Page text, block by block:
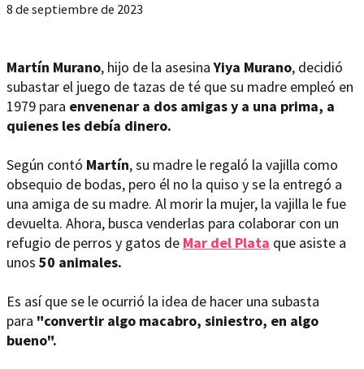
8 de septiembre de 2023
Martín Murano, hijo de la asesinaYiya Murano, decidió
subastar el juego de tazas de té que su madre empleó en
1979 para envenenar a dos amigas y a una prima, a
quienes les debía dinero.
Según contó Martín, su madre le regaló la vajilla como
obsequio de bodas, pero él no la quiso y se la entregó a
una amiga de su madre. Al morir la mujer, la vajilla le fue
devuelta. Ahora, busca venderlas para colaborar con un
refugio de perros y gatos de Mar del Plata que asiste a
unos 50 animales.
Es así que se le ocurrió la idea de hacer una subasta
para "convertir algo macabro, siniestro, en algo
bueno".